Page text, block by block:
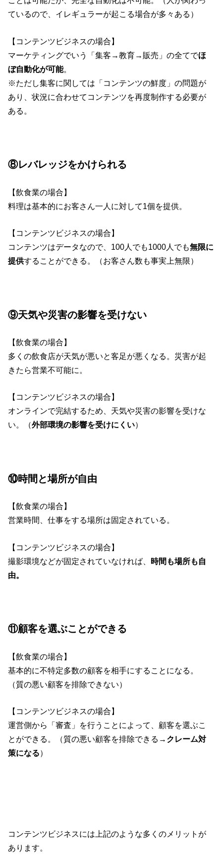
ているので、イレギュラーが起こる場合が多々ある）
【コンテンツビジネスの場合】
マーケティングでいう「集客→教育→販売」の全てでほ
ぼ自動化が可能。
※ただし集客に関しては「コンテンツの鮮度」の問題が
あり、状況に合わせてコンテンツを再度制作する必要が
ある。
⑧レバレッジをかけられる
【飲食業の場合】
料理は基本的にお客さん一人に対して1個を提供。
【コンテンツビジネスの場合】
コンテンツはデータなので、100人でも1000人でも無限に
提供することができる。（お客さん数も事実上無限）
⑨天気や災害の影響を受けない
【飲食業の場合】
多くの飲食店が天気が悪いと客足が悪くなる。災害が起
きたら営業不可能に。
【コンテンツビジネスの場合】
オンラインで完結するため、天気や災害の影響を受けな
い。（外部環境の影響を受けにくい）
⑩時間と場所が自由
【飲食業の場合】
営業時間、仕事をする場所は固定されている。
【コンテンツビジネスの場合】
撮影環境などが固定されていなければ、 時間も場所も自
由。
⑪顧客を選ぶことができる
【飲食業の場合】
基本的に不特定多数の顧客を相手にすることになる。
（質の悪い顧客を排除できない）
【コンテンツビジネスの場合】
運営側から「審査」を行うことによって、顧客を選ぶこ
とができる。（質の悪い顧客を排除できる→ クレーム対
策になる）
コンテンツビジネスには上記のような多くのメリットが
あります。